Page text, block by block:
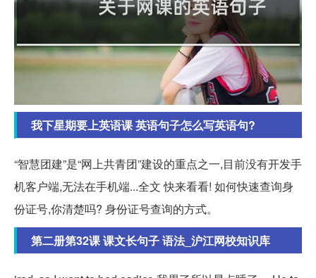
我下星期要上英语课 英语句子怎么写英语句?
“智慧团建”是“网上共青团”建设的重点之一,目前没有开发手
机客户端,无法在手机端...全文 快来看看! 如何快速查询身
份证号,你清楚吗? 身份证号查询的方式。
第二册第32课 课文长句子 语法_沪江网校知识库